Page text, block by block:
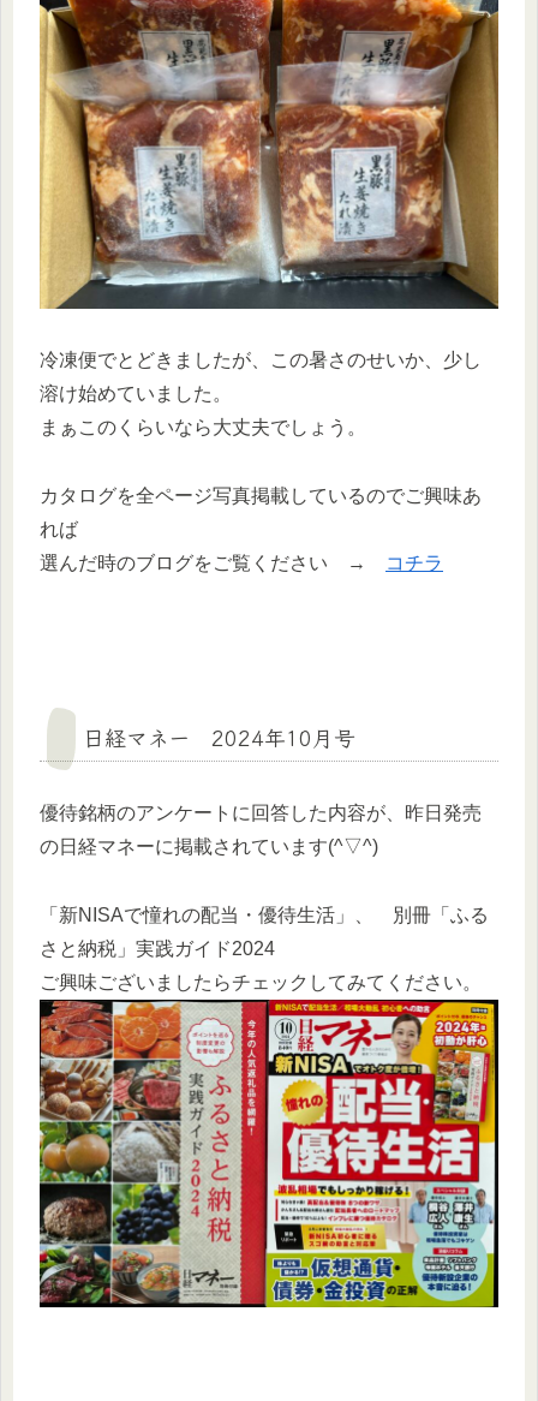
冷凍便でとどきましたが、この暑さのせいか、少し
溶け始めていました。
まぁこのくらいなら大丈夫でしょう。
カタログを全ページ写真掲載しているのでご興味あ
れば
選んだ時のブログをご覧ください →
コチラ
日経マネー 2024年10月号
優待銘柄のアンケートに回答した内容が、昨日発売
の日経マネーに掲載されています(^▽^)
「新NISAで憧れの配当・優待生活」、 別冊「ふる
さと納税」実践ガイド2024
ご興味ございましたらチェックしてみてください。